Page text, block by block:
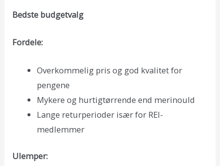
Bedste budgetvalg
Fordele:
Overkommelig pris og god kvalitet for
pengene
Mykere og hurtigtørrende end merinould
Lange returperioder især for REI-
medlemmer
Ulemper: